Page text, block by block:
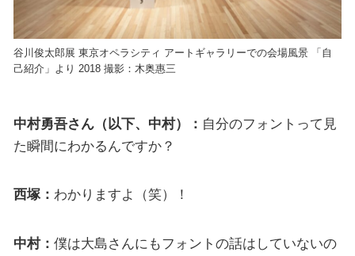
谷川俊太郎展 東京オペラシティ アートギャラリーでの会場風景 「自
己紹介」より 2018 撮影：木奥惠三
中村勇吾さん（以下、中村）： 自分のフォントって見
た瞬間にわかるんですか？
西塚： わかりますよ（笑）！
中村： 僕は大島さんにもフォントの話はしていないの